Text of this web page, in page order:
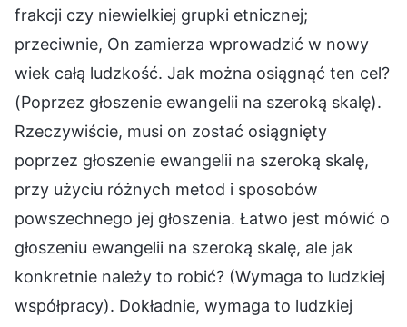
frakcji czy niewielkiej grupki etnicznej;
przeciwnie, On zamierza wprowadzić w nowy
wiek całą ludzkość. Jak można osiągnąć ten cel?
(Poprzez głoszenie ewangelii na szeroką skalę).
Rzeczywiście, musi on zostać osiągnięty
poprzez głoszenie ewangelii na szeroką skalę,
przy użyciu różnych metod i sposobów
powszechnego jej głoszenia. Łatwo jest mówić o
głoszeniu ewangelii na szeroką skalę, ale jak
konkretnie należy to robić? (Wymaga to ludzkiej
współpracy). Dokładnie, wymaga to ludzkiej